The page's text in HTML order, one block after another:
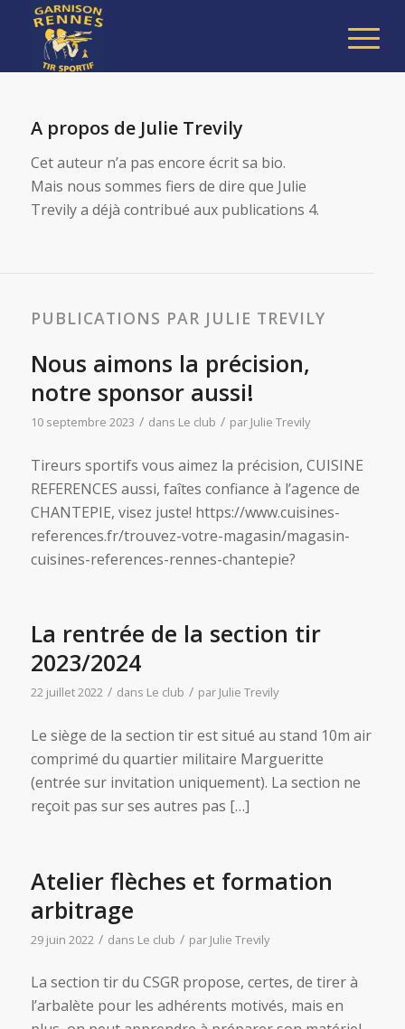
A propos de Julie Trevily
Cet auteur n’a pas encore écrit sa bio.
Mais nous sommes fiers de dire que Julie
Trevilya déjà contribué aux publications 4.
PUBLICATIONS PAR JULIE TREVILY
Nous aimons la précision,
notre sponsor aussi!
10 septembre 2023 / dans Le club / par Julie Trevily
Tireurs sportifs vous aimez la précision, CUISINE
REFERENCES aussi, faîtes confiance à l’agence de
CHANTEPIE, visez juste! https://www.cuisines-
references.fr/trouvez-votre-magasin/magasin-
cuisines-references-rennes-chantepie?
La rentrée de la section tir
2023/2024
22 juillet 2022 / dans Le club / par Julie Trevily
Le siège de la section tir est situé au stand 10m air
comprimé du quartier militaire Margueritte
(entrée sur invitation uniquement). La section ne
reçoit pas sur ses autres pas […]
Atelier flèches et formation
arbitrage
29 juin 2022 / dans Le club / par Julie Trevily
La section tir du CSGR propose, certes, de tirer à
l’arbalète pour les adhérents motivés, mais en